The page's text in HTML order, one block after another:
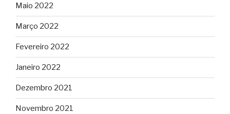
Maio 2022
Março 2022
Fevereiro 2022
Janeiro 2022
Dezembro 2021
Novembro 2021